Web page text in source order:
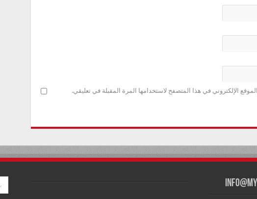
الإلكتروني في هذا المتصفح لاستخدامها المرة المقبلة في تعليقي.